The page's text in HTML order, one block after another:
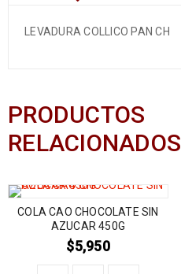
LEVADURA COLLICO PAN CH
PRODUCTOS
RELACIONADOS
COLA CAO CHOCOLATE SIN
AZUCAR 450G
$5,950